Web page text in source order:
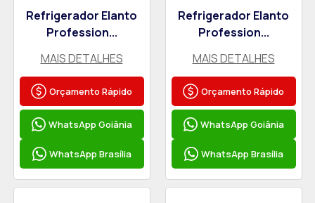
Refrigerador Elanto
Profession...
MAIS DETALHES
Orçamento Rápido
WhatsApp Goiânia
WhatsApp Brasília
Refrigerador Elanto
Profession...
MAIS DETALHES
Orçamento Rápido
WhatsApp Goiânia
WhatsApp Brasília